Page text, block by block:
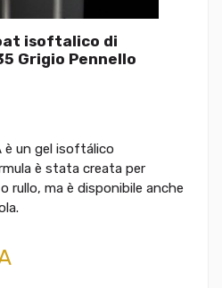
isoftalico di
Grigio Pennello
è un gel isoftálico
è stata creata per
rullo, ma è disponibile anche